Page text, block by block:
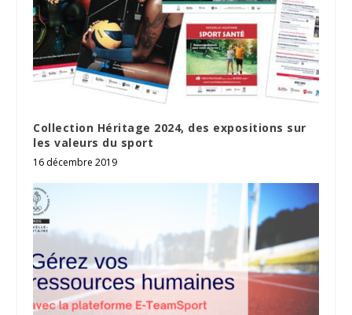
Collection Héritage 2024, des expositions sur
les valeurs du sport
16 décembre 2019